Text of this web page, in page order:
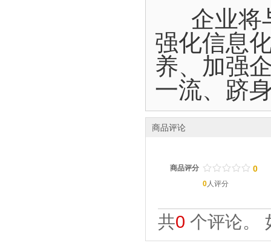
企业将
强化信息
养、加强
一流、跻
商品评论
商品评分 / / / / /
. . . . . 0
0人评分
共0 个评论。